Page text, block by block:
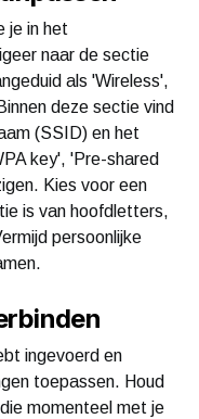
je in het
naar de sectie
als 'Wireless',
deze sectie vind
(SSID) en het
key', 'Pre-shared
Kies voor een
is van hoofdletters,
persoonlijke
ingevoerd en
toepassen. Houd
momenteel met je